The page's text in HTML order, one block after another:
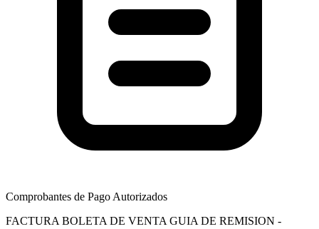
Comprobantes de Pago Autorizados
FACTURA BOLETA DE VENTA GUIA DE REMISION -